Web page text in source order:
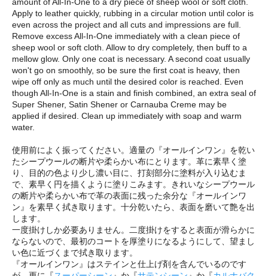
Apply to leather quickly, rubbing in a circular motion until color is
even across the project and all cuts and impressions are full.
Remove excess All-In-One immediately with a clean piece of
sheep wool or soft cloth. Allow to dry completely, then buff to a
mellow glow. Only one coat is necessary. A second coat usually
won't go on smoothly, so be sure the first coat is heavy, then
wipe off only as much until the desired color is reached. Even
though All-In-One is a stain and finish combined, an extra seal of
Super Shener, Satin Shener or Carnauba Creme may be
applied if desired. Clean up immediately with soap and warm
water.
使用前によく振ってください。適量の『オールインワン』を乾い
たシープウールの断片や柔らかい布にとります。革に素早く塗
り、目的の色より少し濃い目に、打刻部分に塗料が入り込むま
で、素早く円を描くように塗りこみます。きれいなシープウール
の断片や柔らかい布で革の表面に残った余分な『オールインワ
ン』を素早く拭き取ります。十分乾いたら、表面を磨いて艶を出
します。
一度掛けしか必要ありません。二度掛けをすると表面が滑らかに
ならないので、最初のコートを厚塗りになるようにして、望まし
い色に近づくまで拭き取ります。
『オールインワン』はステインと仕上げ剤を含んでいるのです